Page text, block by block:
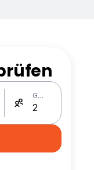
Gäste